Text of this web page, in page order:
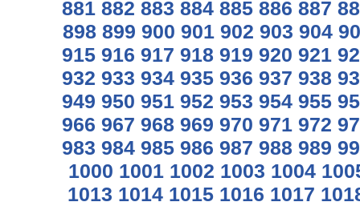
881 882 883 884 885 886 887
898 899 900 901 902 903 904
915 916 917 918 919 920 921
932 933 934 935 936 937 938
949 950 951 952 953 954 955
966 967 968 969 970 971 972
983 984 985 986 987 988 989
1000 1001 1002 1003 1004
1013 1014 1015 1016 1017